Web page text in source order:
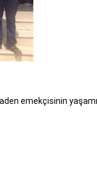
emekçisinin